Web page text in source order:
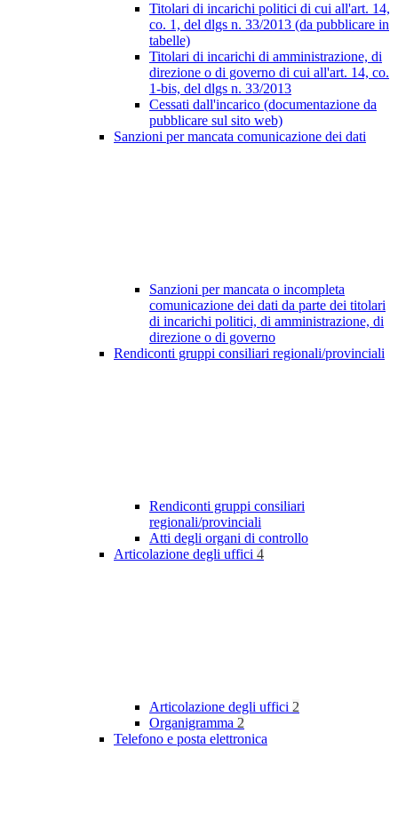
Titolari di incarichi politici di cui all'art. 14,
co. 1, del dlgs n. 33/2013 (da pubblicare in
tabelle)
Titolari di incarichi di amministrazione, di
direzione o di governo di cui all'art. 14, co.
1-bis, del dlgs n. 33/2013
Cessati dall'incarico (documentazione da
pubblicare sul sito web)
Sanzioni per mancata comunicazione dei dati
Sanzioni per mancata o incompleta
comunicazione dei dati da parte dei titolari
di incarichi politici, di amministrazione, di
direzione o di governo
Rendiconti gruppi consiliari regionali/provinciali
Rendiconti gruppi consiliari
regionali/provinciali
Atti degli organi di controllo
Articolazione degli uffici 4
Articolazione degli uffici 2
Organigramma 2
Telefono e posta elettronica